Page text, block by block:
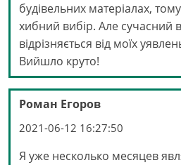
будівельних матеріалах,
хибний вибір. Але сучасний
відрізняється від моїх
Вийшло круто!
Роман Егоров
2021-06-12 16:27:50
Я уже несколько месяцев